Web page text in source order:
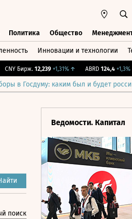
Политика Общество
Инновации и технологии
Бирж. 12,239 +1,31%↑ ABRD 124,4 +1,3% ↑
в Госдуму: каким был и будет
поиск
Ведомости. Капитал